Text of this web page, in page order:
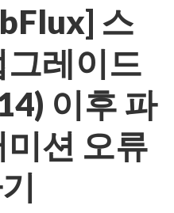
스
그레이드
이후 파
션 오류